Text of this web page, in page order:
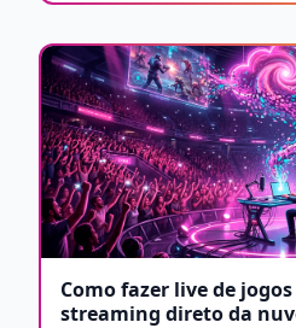
Como fazer live de
streaming direto da